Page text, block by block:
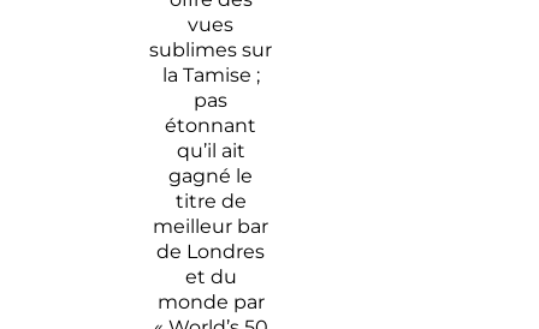
vues
sublimes sur
la Tamise ;
pas
étonnant
qu’il ait
gagné le
titre de
meilleur bar
de Londres
et du
monde par